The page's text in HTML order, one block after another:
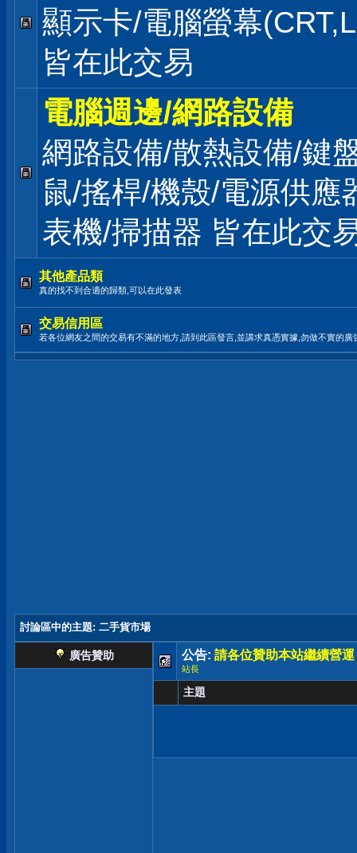
顯示卡/電腦螢幕
皆在此交易
電腦週邊/網路設備
網路設備/散熱設備/鍵
鼠/搖桿/機殼/電源供應
表機/掃描器 皆在此交
其他產品類
真的找不到合適的歸類,可以在此發表
交易信用區
若各位網友之間的交易有不滿的地方,請到此區發言,並講求真憑實據,勿做不實的廣
討論區中的主題: 二手貨市場
廣告贊助 公告: 請各位贊助本站繼續營運
站長
主題